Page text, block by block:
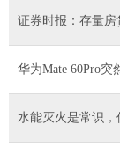
证券时报：存量房
华为Mate 60Pro突
水能灭火是常识